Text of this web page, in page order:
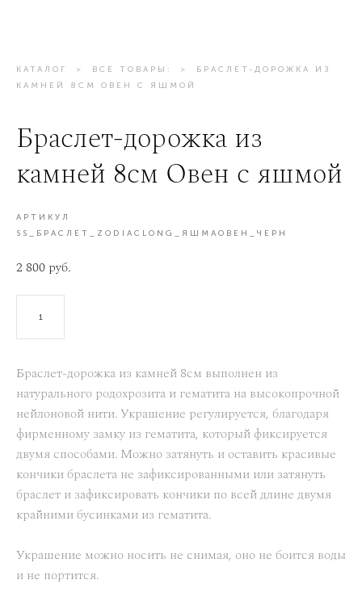
КАТАЛОГ > ВСЕ ТОВАРЫ: >
БРАСЛЕТ-ДОРОЖКА ИЗ
КАМНЕЙ 8СМ ОВЕН С ЯШМОЙ
Браслет-дорожка из
камней 8см Овен с яшмой
АРТИКУЛ
SS_БРАСЛЕТ_ZODIACLONG_ЯШМАОВЕН_ЧЕРН
2 800 pуб.
Браслет-дорожка из камней 8см выполнен из
натурального родохрозита и гематита на высокопрочной
нейлоновой нити. Украшение регулируется, благодаря
фирменному замку из гематита, который фиксируется
двумя способами. Можно затянуть и оставить красивые
кончики браслета не зафиксированными или затянуть
браслет и зафиксировать кончики по всей длине двумя
крайними бусинками из гематита.
Украшение можно носить не снимая, оно не боится воды
и не портится.